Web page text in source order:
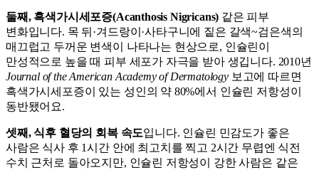
둘째, 흑색가시세포증(Acanthosis Nigricans) 같은 피부
변화입니다. 목 뒤·겨드랑이·사타구니에 짙은 갈색~검은색의
매끄럽고 두꺼운 변색이 나타나는 현상으로, 인슐린이
만성적으로 높을 때 피부 세포가 자극을 받아 생깁니다. 2010년
Journal of the American Academy of Dermatology보고에 따르면
흑색가시세포증이 있는 성인의 약 80%에서 인슐린 저항성이
동반됐어요.
셋째, 식후 혈당의 회복 속도입니다. 인슐린 민감도가 좋은
사람은 식사 후 1시간 안에 최고치를 찍고 2시간 무렵엔 식전
수치 근처로 돌아오지만, 인슐린 저항성이 강한 사람은 같은